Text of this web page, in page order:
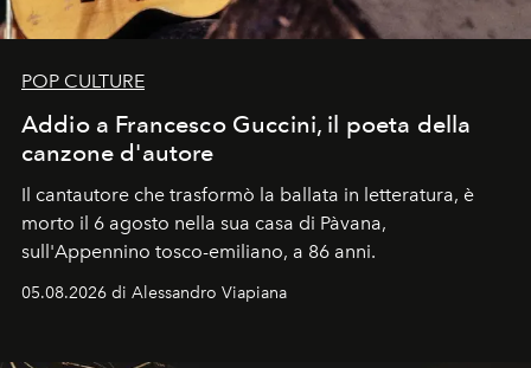
POP CULTURE
Addio a Francesco Guccini, il poeta della
canzone d'autore
Il cantautore che trasformò la ballata in letteratura, è
morto il 6 agosto nella sua casa di Pàvana,
sull'Appennino tosco-emiliano, a 86 anni.
05.08.2026 di Alessandro Viapiana